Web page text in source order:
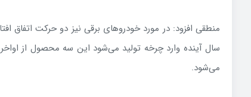
منطقی افزود: در مورد خودروهای برقی نیز دو حرکت اتفاق
سال آینده وارد چرخه تولید می‌شود این سه محصول از اواخر
می‌شود.